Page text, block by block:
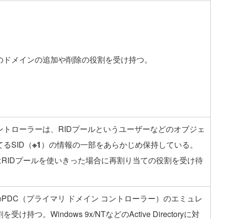
メインの追加や削除の役割を受け持つ。
トローラーは、RIDプールというユーザーなどのオブジェ
るSID（※1 ）の情報の一部をあらかじめ保持している。
プールを使いきった場合に再割り当ての役割を受け待
（プライマリ ドメイン コントローラー）のエミュレ
を受け持つ。Windows 9x/NTなどのActive Directoryに対